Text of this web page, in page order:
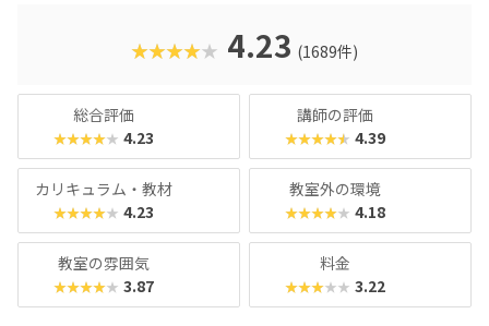
★★★★★ 4.23 (1689件)
総合評価
★★★★★ 4.23
講師の評価
★★★★★ 4.39
カリキュラム・教材
★★★★★ 4.23
教室外の環境
★★★★★ 4.18
教室の雰囲気
★★★★★ 3.87
料金
★★★★★ 3.22